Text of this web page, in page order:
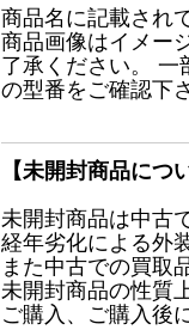
商品名に記載され
商品画像はイメー
了承ください。 一
の型番をご確認下
【未開封商品につ
未開封商品は中古
経年劣化による外
また中古での買取
未開封商品の性質
ご購入、ご購入後